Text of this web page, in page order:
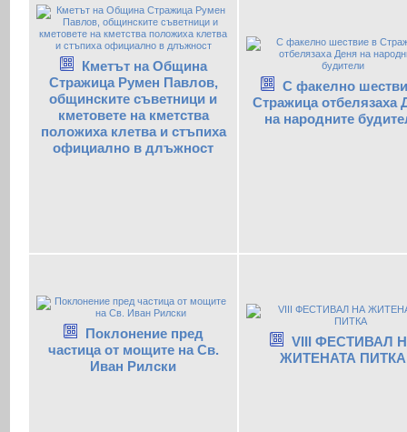
Кметът на Община
Стражица Румен Павлов,
общинските съветници и
кметовете на кметства
положиха клетва и стъпиха
официално в длъжност
С факелно
Стражица отбелязаха
на народните
Поклонение пред
частица от мощите на Св.
Иван Рилски
VIII ФЕСТИВАЛ
ЖИТЕНАТА ПИТКА